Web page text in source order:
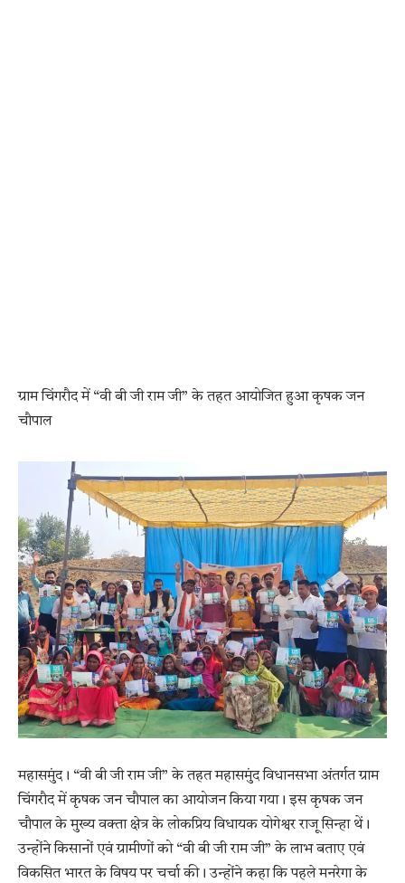
ग्राम चिंगरौद में “वी बी जी राम जी” के तहत आयोजित हुआ कृषक जन
चौपाल
महासमुंद। “वी बी जी राम जी” के तहत महासमुंद विधानसभा अंतर्गत ग्राम
चिंगरौद में कृषक जन चौपाल का आयोजन किया गया। इस कृषक जन
चौपाल के मुख्य वक्ता क्षेत्र के लोकप्रिय विधायक योगेश्वर राजू सिन्हा थें।
उन्होंने किसानों एवं ग्रामीणों को “वी बी जी राम जी” के लाभ बताए एवं
विकसित भारत के विषय पर चर्चा की। उन्होंने कहा कि पहले मनरेगा के